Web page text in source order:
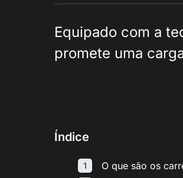
Equipado com a
promete uma
Índice
O que são os